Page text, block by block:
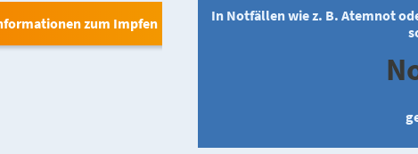
zum Impfen
In Notfällen wie z. B. Atemnot